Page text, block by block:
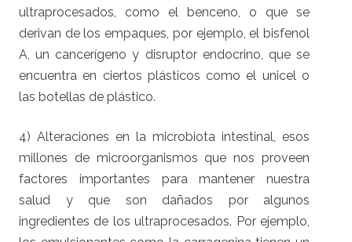
ultraprocesados, como el benceno, o que se
derivan de los empaques, por ejemplo, el bisfenol
A, un cancerígeno y disruptor endocrino, que se
encuentra en ciertos plásticos como el unicel o
las botellas de plástico.
4) Alteraciones en la microbiota intestinal, esos
millones de microorganismos que nos proveen
factores importantes para mantener nuestra
salud y que son dañados por algunos
ingredientes de los ultraprocesados. Por ejemplo,